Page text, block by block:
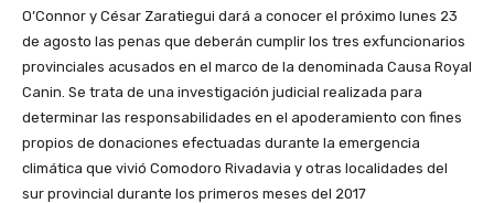
O’Connor y César Zaratiegui dará a conocer el próximo lunes 23
de agosto las penas que deberán cumplir los tres exfuncionarios
provinciales acusados en el marco de la denominada Causa Royal
Canin. Se trata de una investigación judicial realizada para
determinar las responsabilidades en el apoderamiento con fines
propios de donaciones efectuadas durante la emergencia
climática que vivió Comodoro Rivadavia y otras localidades del
sur provincial durante los primeros meses del 2017